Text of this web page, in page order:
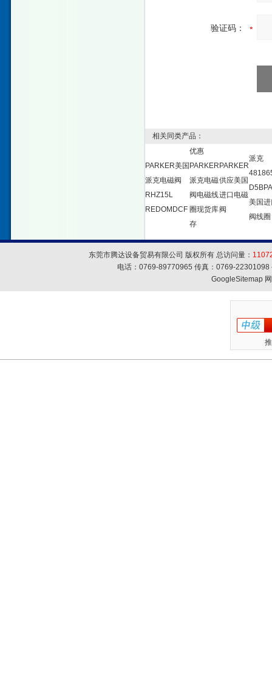
验证码：
相关同类产品：
PARKER美国
派克电磁阀
RHZ15L
REDOMDCF
优惠
PARKER
派克电磁
阀电磁线
圈现货库
存
PARKER
供应美国
进口电磁
阀
派克
美国
阀线圈
东莞市腾达设备贸易有限公司 版权所有 总访问量：
电话：0769-89770965 传真：0769-
GoogleSitemap网